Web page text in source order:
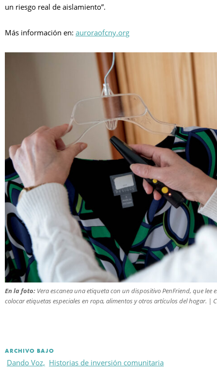
un riesgo real de aislamiento”.
Más información en: auroraofcny.org
En la foto: Vera escanea una etiqueta con un dispositivo PenFriend, que lee
colocar etiquetas especiales en ropa, alimentos y otros artículos del hogar. |
ARCHIVO BAJO
Dando Voz, Historias de inversión comunitaria